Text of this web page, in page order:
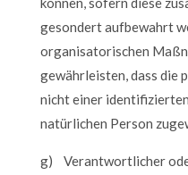
gesondert aufbewahrt
organisatorischen
gewährleisten, dass die
nicht einer
natürlichen Person
g) Verantwortlicher